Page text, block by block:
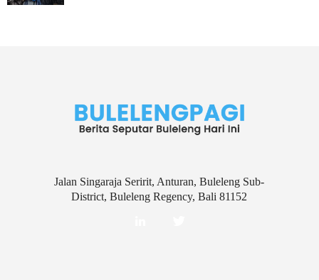
Jalan Singaraja Seririt, Anturan, Buleleng Sub-
District, Buleleng Regency, Bali 81152